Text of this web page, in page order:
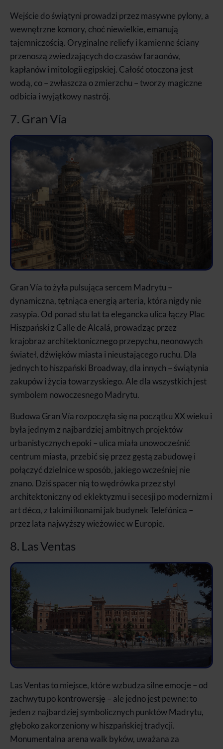
Wejście do świątyni prowadzi przez masywne pylony, a
wewnętrzne komory, choć niewielkie, emanują
tajemniczością. Oryginalne reliefy i kamienne ściany
przenoszą zwiedzających do czasów faraonów,
kapłanów i mitologii egipskiej. Całość otoczona jest
wodą, co – zwłaszcza o zmierzchu – tworzy magiczne
odbicia i wyjątkowy nastrój.
7. Gran Vía
Gran Vía to żyła pulsująca sercem Madrytu –
dynamiczna, tętniąca energią arteria, która nigdy nie
zasypia. Od ponad stu lat ta elegancka ulica łączy Plac
Hiszpański z Calle de Alcalá, prowadząc przez
krajobraz architektonicznego przepychu, neonowych
świateł, dźwięków miasta i nieustającego ruchu. Dla
jednych to hiszpański Broadway, dla innych – świątynia
zakupów i życia towarzyskiego. Ale dla wszystkich jest
symbolem nowoczesnego Madrytu.
Budowa Gran Vía rozpoczęła się na początku XX wieku i
była jednym z najbardziej ambitnych projektów
urbanistycznych epoki – ulica miała unowocześnić
centrum miasta, przebić się przez gęstą zabudowę i
połączyć dzielnice w sposób, jakiego wcześniej nie
znano. Dziś spacer nią to wędrówka przez styl
architektoniczny od eklektyzmu i secesji po modernizm i
art déco, z takimi ikonami jak budynek Telefónica –
przez lata najwyższy wieżowiec w Europie.
8. Las Ventas
Las Ventas to miejsce, które wzbudza silne emocje – od
zachwytu po kontrowersję – ale jedno jest pewne: to
jeden z najbardziej symbolicznych punktów Madrytu,
głęboko zakorzeniony w hiszpańskiej tradycji.
Monumentalna arena walk byków, uważana za